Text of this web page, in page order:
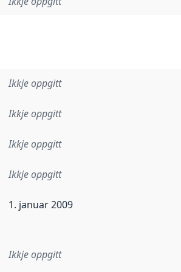
Ikkje oppgitt
Ikkje oppgitt
Ikkje oppgitt
Ikkje oppgitt
dataa i dette datasettet først blei
1. januar 2009
Ikkje oppgitt